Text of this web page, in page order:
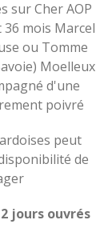
sur Cher AOP
mois Marcel
ou Tomme
Moelleux
d'une
poivré
peut
de
jours ouvrés